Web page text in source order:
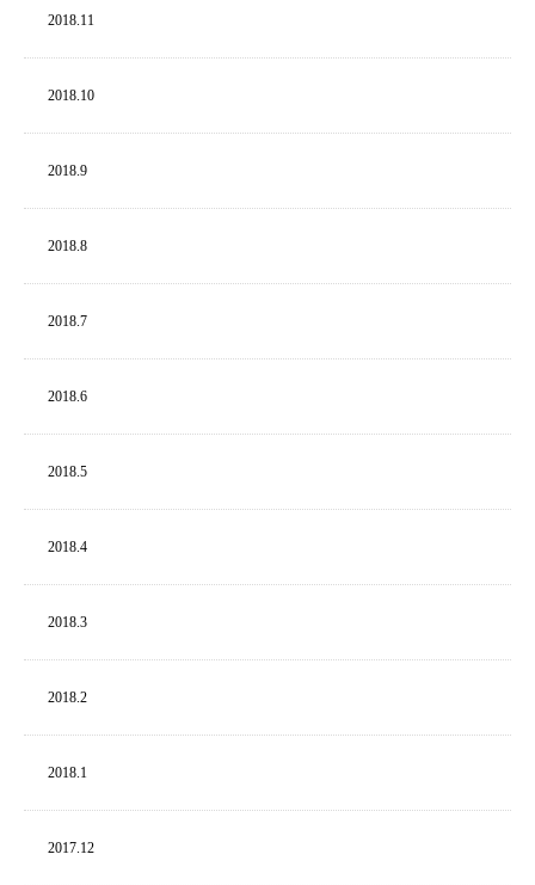
2018. 11
2018. 10
2018. 9
2018. 8
2018. 7
2018. 6
2018. 5
2018. 4
2018. 3
2018. 2
2018. 1
2017. 12